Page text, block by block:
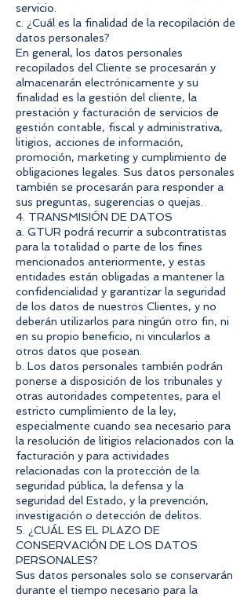
servicio.
c. ¿Cuál es la finalidad de la recopilación de
datos personales?
En general, los datos personales
recopilados del Cliente se procesarán y
almacenarán electrónicamente y su
finalidad es la gestión del cliente, la
prestación y facturación de servicios de
gestión contable, fiscal y administrativa,
litigios, acciones de información,
promoción, marketing y cumplimiento de
obligaciones legales. Sus datos personales
también se procesarán para responder a
sus preguntas, sugerencias o quejas.
4. TRANSMISIÓN DE DATOS
a. GTUR podrá recurrir a subcontratistas
para la totalidad o parte de los fines
mencionados anteriormente, y estas
entidades están obligadas a mantener la
confidencialidad y garantizar la seguridad
de los datos de nuestros Clientes, y no
deberán utilizarlos para ningún otro fin, ni
en su propio beneficio, ni vincularlos a
otros datos que posean.
b. Los datos personales también podrán
ponerse a disposición de los tribunales y
otras autoridades competentes, para el
estricto cumplimiento de la ley,
especialmente cuando sea necesario para
la resolución de litigios relacionados con la
facturación y para actividades
relacionadas con la protección de la
seguridad pública, la defensa y la
seguridad del Estado, y la prevención,
investigación o detección de delitos.
5. ¿CUÁL ES EL PLAZO DE
CONSERVACIÓN DE LOS DATOS
PERSONALES?
Sus datos personales solo se conservarán
durante el tiempo necesario para la